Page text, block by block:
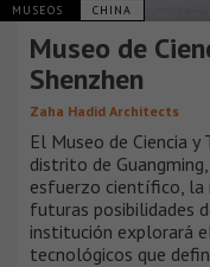
MUSEOS CHINA
Museo de
Shenzhen
Zaha Hadid Architects
El Museo de Ciencia
distrito de
esfuerzo científico, la
futuras posibilidades
institución explorará
tecnológicos que